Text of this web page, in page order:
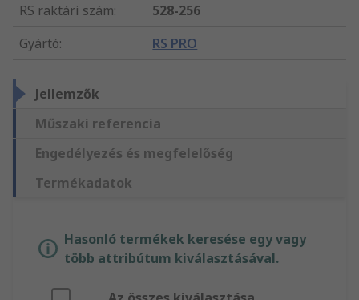
RS raktári szám:
528-256
Gyártó: RS PRO
Jellemzők
Műszaki referencia
Engedélyezés és megfelelőség
Termékadatok
Hasonló termékek keresése egy vagy
több attribútum kiválasztásával.